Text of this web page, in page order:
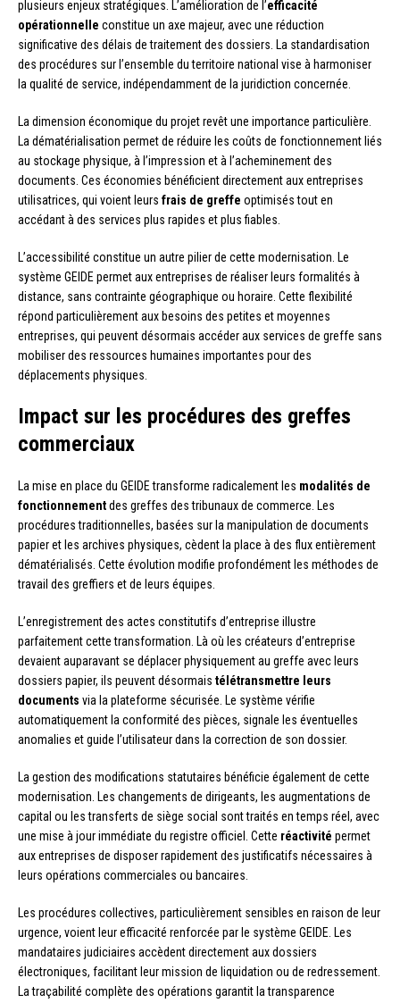
plusieurs enjeux stratégiques. L’amélioration de l’efficacité
opérationnelle constitue un axe majeur, avec une réduction
significative des délais de traitement des dossiers. La standardisation
des procédures sur l’ensemble du territoire national vise à harmoniser
la qualité de service, indépendamment de la juridiction concernée.
La dimension économique du projet revêt une importance particulière.
La dématérialisation permet de réduire les coûts de fonctionnement liés
au stockage physique, à l’impression et à l’acheminement des
documents. Ces économies bénéficient directement aux entreprises
utilisatrices, qui voient leurs frais de greffe optimisés tout en
accédant à des services plus rapides et plus fiables.
L’accessibilité constitue un autre pilier de cette modernisation. Le
système GEIDE permet aux entreprises de réaliser leurs formalités à
distance, sans contrainte géographique ou horaire. Cette flexibilité
répond particulièrement aux besoins des petites et moyennes
entreprises, qui peuvent désormais accéder aux services de greffe sans
mobiliser des ressources humaines importantes pour des
déplacements physiques.
Impact sur les procédures des greffes
commerciaux
La mise en place du GEIDE transforme radicalement les modalités de
fonctionnementdes greffes des tribunaux de commerce. Les
procédures traditionnelles, basées sur la manipulation de documents
papier et les archives physiques, cèdent la place à des flux entièrement
dématérialisés. Cette évolution modifie profondément les méthodes de
travail des greffiers et de leurs équipes.
L’enregistrement des actes constitutifs d’entreprise illustre
parfaitement cette transformation. Là où les créateurs d’entreprise
devaient auparavant se déplacer physiquement au greffe avec leurs
dossiers papier, ils peuvent désormais télétransmettre leurs
documents via la plateforme sécurisée. Le système vérifie
automatiquement la conformité des pièces, signale les éventuelles
anomalies et guide l’utilisateur dans la correction de son dossier.
La gestion des modifications statutaires bénéficie également de cette
modernisation. Les changements de dirigeants, les augmentations de
capital ou les transferts de siège social sont traités en temps réel, avec
une mise à jour immédiate du registre officiel. Cette réactivité permet
aux entreprises de disposer rapidement des justificatifs nécessaires à
leurs opérations commerciales ou bancaires.
Les procédures collectives, particulièrement sensibles en raison de leur
urgence, voient leur efficacité renforcée par le système GEIDE. Les
mandataires judiciaires accèdent directement aux dossiers
électroniques, facilitant leur mission de liquidation ou de redressement.
La traçabilité complète des opérations garantit la transparence